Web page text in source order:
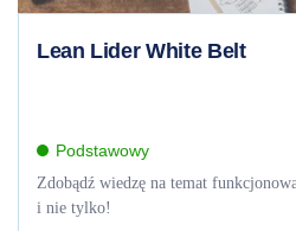
Lean Lider White Belt
Podstawowy
Zdobądź wiedzę na temat
i nie tylko!